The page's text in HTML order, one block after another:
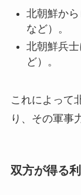
北朝鮮か
など）。
北朝鮮兵
ど）。
これによって
り、その軍事
双方が得る